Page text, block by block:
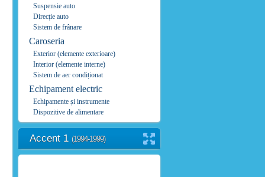
Suspensie auto
Direcție auto
Sistem de frânare
Caroseria
Exterior (elemente exterioare)
Interior (elemente interne)
Sistem de aer condiționat
Echipament electric
Echipamente și instrumente
Dispozitive de alimentare
Accent 1 (1994-1999)